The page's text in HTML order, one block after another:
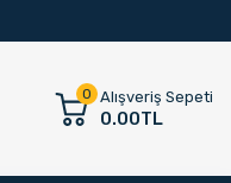
0 Alışveriş Sepeti
0.00TL